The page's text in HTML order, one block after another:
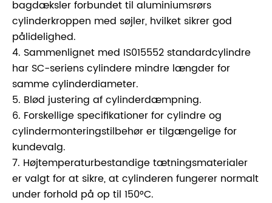
bagdæksler forbundet til aluminiumsrørs
cylinderkroppen med søjler, hvilket sikrer god
pålidelighed.
4. Sammenlignet med IS015552 standardcylindre
har SC-seriens cylindere mindre længder for
samme cylinderdiameter.
5. Blød justering af cylinderdæmpning.
6. Forskellige specifikationer for cylindre og
cylindermonteringstilbehør er tilgængelige for
kundevalg.
7. Højtemperaturbestandige tætningsmaterialer
er valgt for at sikre, at cylinderen fungerer normalt
under forhold på op til 150°C.